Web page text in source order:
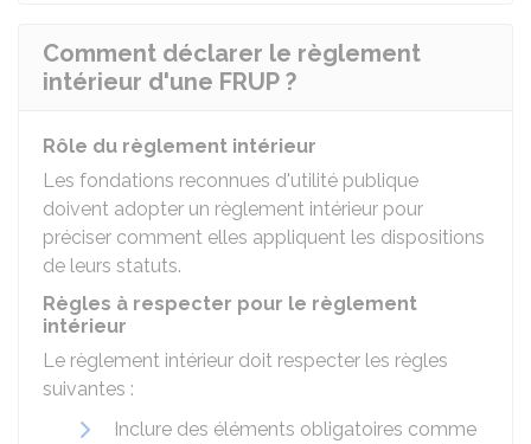
Comment déclarer le règlement
intérieur d'une FRUP ?
Rôle du règlement intérieur
Les fondations reconnues d'utilité publique
doivent adopter un règlement intérieur pour
préciser comment elles appliquent les dispositions
de leurs statuts.
Règles à respecter pour le règlement
intérieur
Le règlement intérieur doit respecter les règles
suivantes :
Inclure des éléments obligatoires comme